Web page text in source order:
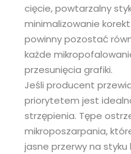
cięcie, powtarzalny
minimalizowanie
powinny pozostać
każde
przesunięcia grafiki.
Jeśli producent
priorytetem jest
strzępienia. Tępe
mikroposzarpania,
jasne przerwy na